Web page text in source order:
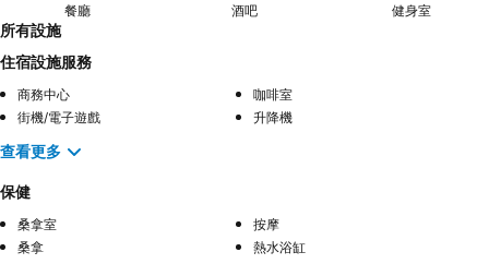
餐廳 酒吧 健身室
所有設施
住宿設施服務
商務中心
咖啡室
街機/電子遊戲
升降機
查看更多
保健
桑拿室
按摩
桑拿
熱水浴缸